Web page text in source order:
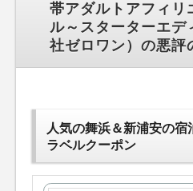
帯アダルトアフィリ
ル～スターターエデ
社ゼロワン）の悪評
人気の舞浜＆新浦安の宿
ラベルクーポン